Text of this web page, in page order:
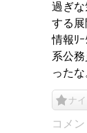
過ぎ
する
情報ﾘ
系公務
ったな
ナ
コメ